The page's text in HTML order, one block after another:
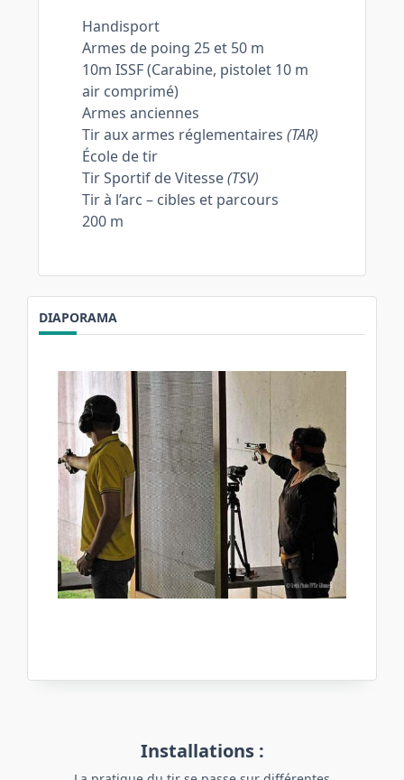
Handisport
Armes de poing 25 et 50 m
10m ISSF (Carabine, pistolet 10 m
air comprimé)
Armes anciennes
Tir aux armes réglementaires (TAR)
École de tir
Tir Sportif de Vitesse(TSV)
Tir à l’arc – cibles et parcours
200 m
DIAPORAMA
Installations :